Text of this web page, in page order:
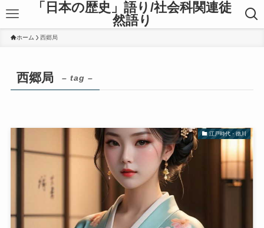
「日本の歴史」語り/社会科関連徒
然語り
ホーム 西郷局
西郷局 – tag –
江戸時代・徳川